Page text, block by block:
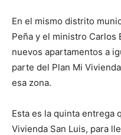
En el mismo distrito
Peña y el ministro Carlos
nuevos apartamentos a
parte del Plan Mi
esa zona.
Esta es la quinta entrega
Vivienda San Luis, para